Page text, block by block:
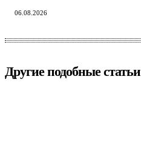
06.08.2026
Другие подобные статьи